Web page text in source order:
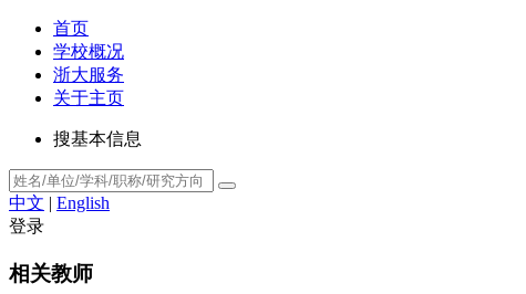
首页
学校概况
浙大服务
关于主页
搜基本信息
中文 | English
登录
相关教师